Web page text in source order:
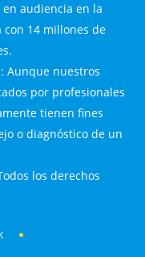
audiencia en la
con 14 millones de
Aunque nuestros
por profesionales
tienen fines
o diagnóstico de un
los derechos